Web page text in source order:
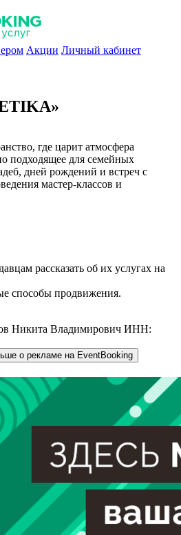
Акции Личный кабинет
где царит атмосфера
подходящее для семейных
дней рождений и встреч с
мастер-классов и
рассказать об их услугах на
способы продвижения.
Никита Владимирович ИНН:
о рекламе на EventBooking